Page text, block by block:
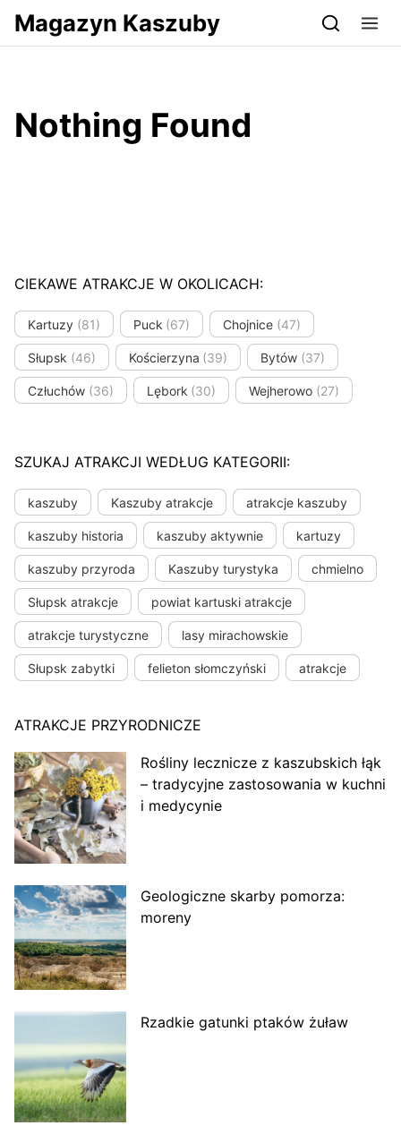
Przejdź do serwisu magazynkaszuby.pl
Magazyn Kaszuby
Nothing Found
CIEKAWE ATRAKCJE W OKOLICACH:
Kartuzy (81) Puck (67) Chojnice (47)
Słupsk (46) Kościerzyna (39) Bytów (37)
Człuchów (36) Lębork (30) Wejherowo (27)
SZUKAJ ATRAKCJI WEDŁUG KATEGORII:
kaszuby Kaszuby atrakcje atrakcje kaszuby
kaszuby historia kaszuby aktywnie kartuzy
kaszuby przyroda Kaszuby turystyka chmielno
Słupsk atrakcje powiat kartuski atrakcje
atrakcje turystyczne lasy mirachowskie
Słupsk zabytki felieton słomczyński atrakcje
ATRAKCJE PRZYRODNICZE
Rośliny lecznicze z kaszubskich łąk
– tradycyjne zastosowania w kuchni
i medycynie
Geologiczne skarby pomorza:
moreny
Rzadkie gatunki ptaków żuław